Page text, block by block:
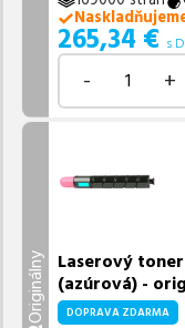
265,34 € s
- +
Originálny Laserový toner
(azúrová) -
DOPRAVA ZDARMA